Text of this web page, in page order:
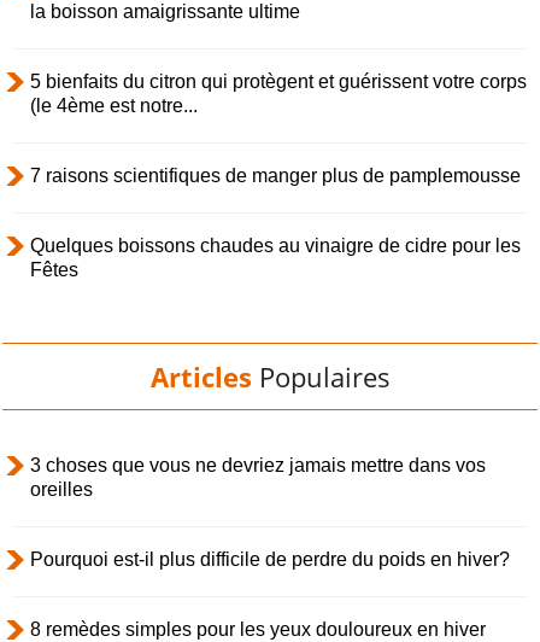
la boisson amaigrissante ultime
5 bienfaits du citron qui protègent et guérissent votre corps
(le 4ème est notre...
7 raisons scientifiques de manger plus de pamplemousse
Quelques boissons chaudes au vinaigre de cidre pour les
Fêtes
Articles Populaires
3 choses que vous ne devriez jamais mettre dans vos
oreilles
Pourquoi est-il plus difficile de perdre du poids en hiver?
8 remèdes simples pour les yeux douloureux en hiver